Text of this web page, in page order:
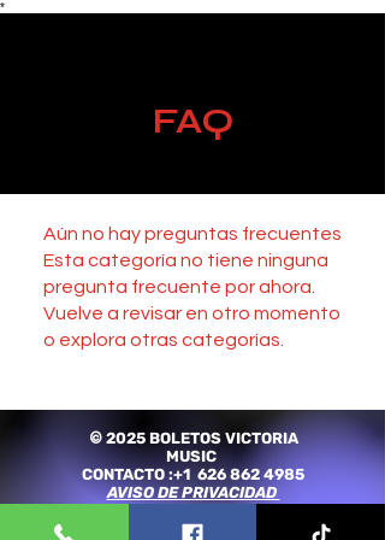
*
FAQ
Aún no hay preguntas frecuentes
Esta categoría no tiene ninguna
pregunta frecuente por ahora.
Vuelve a revisar en otro momento
o explora otras categorías.
© 2025 BOLETOS VICTORIA
MUSIC
CONTACTO :+1 626 862 4985
AVISO DE PRIVACIDAD